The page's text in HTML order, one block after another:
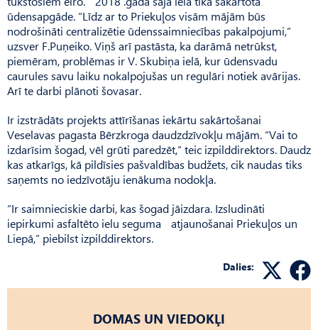
ūdensapgāde. “Līdz ar to Priekuļos visām mājām būs
nodrošināti centralizētie ūdenssaimniecības pakalpojumi,”
uzsver F.Puņeiko. Viņš arī pastāsta, ka darāmā netrūkst,
piemēram, problēmas ir V. Skubiņa ielā, kur ūdensvadu
caurules savu laiku nokalpojušas un regulāri notiek avārijas.
Arī te darbi plānoti šovasar.
Ir izstrādāts projekts attīrīšanas iekārtu sakārtošanai
Veselavas pagasta Bērzkroga daudzdzīvokļu mājām. “Vai to
izdarīsim šogad, vēl grūti paredzēt,” teic izpilddirektors. Daudz
kas atkarīgs, kā pildīsies pašvaldības budžets, cik naudas tiks
saņemts no iedzīvotāju ienākuma nodokļa.
“Ir saimnieciskie darbi, kas šogad jāizdara. Izsludināti
iepirkumi asfaltēto ielu seguma atjaunošanai Priekuļos un
Liepā,” piebilst izpilddirektors.
Dalies:
DOMAS UN VIEDOKĻI